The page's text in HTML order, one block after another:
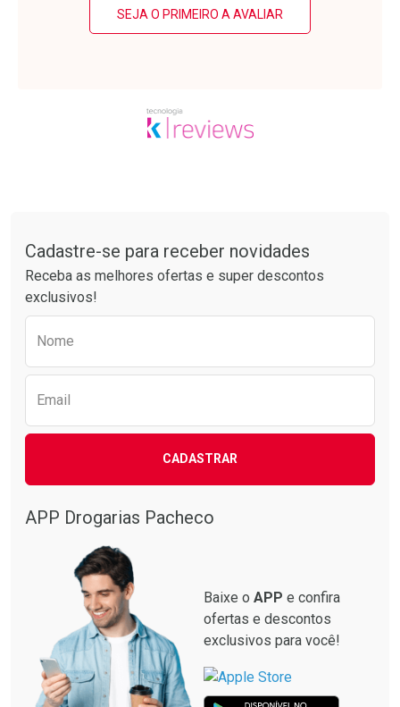
Por R$ 63,99/cada
Por R$ 30,61/cada
SEJA O PRIMEIRO A AVALIAR
Cadastre-se para receber novidades
Receba as melhores ofertas e super descontos
exclusivos!
Nome
Email
CADASTRAR
APP Drogarias Pacheco
Baixe o APP e confira
ofertas e descontos
exclusivos para você!